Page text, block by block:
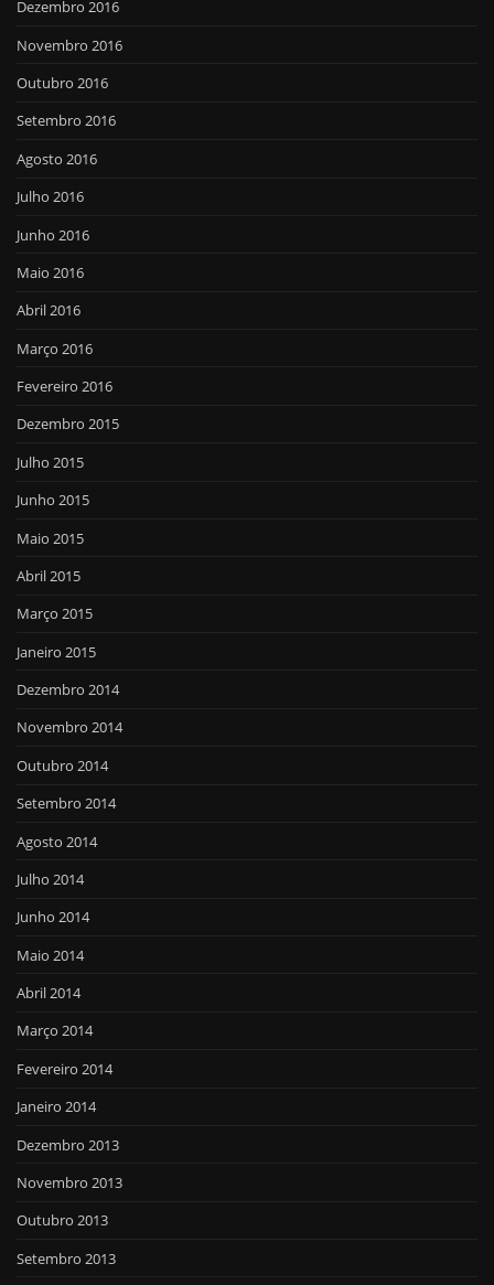
Dezembro 2016
Novembro 2016
Outubro 2016
Setembro 2016
Agosto 2016
Julho 2016
Junho 2016
Maio 2016
Abril 2016
Março 2016
Fevereiro 2016
Dezembro 2015
Julho 2015
Junho 2015
Maio 2015
Abril 2015
Março 2015
Janeiro 2015
Dezembro 2014
Novembro 2014
Outubro 2014
Setembro 2014
Agosto 2014
Julho 2014
Junho 2014
Maio 2014
Abril 2014
Março 2014
Fevereiro 2014
Janeiro 2014
Dezembro 2013
Novembro 2013
Outubro 2013
Setembro 2013